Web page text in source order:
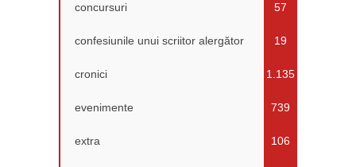
concursuri 57
confesiunile unui scriitor alergător 19
cronici 1.135
evenimente 739
extra 106